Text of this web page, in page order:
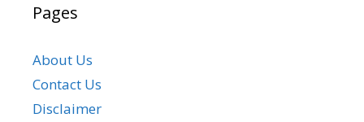
Pages
About Us
Contact Us
Disclaimer